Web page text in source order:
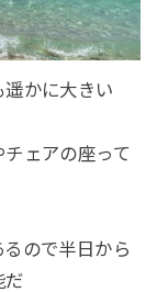
かに大きい
ェアの座って
ので半日から
だ